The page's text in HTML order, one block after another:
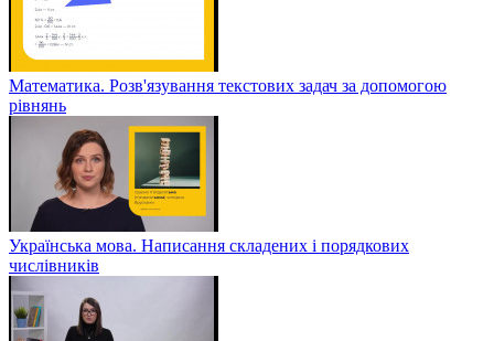
Математика. Розв'язування текстових задач за допомогою
рівнянь
Українська мова. Написання складених і порядкових
числівників